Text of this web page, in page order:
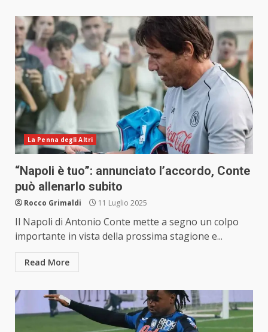
La Penna degli Altri
“Napoli è tuo”: annunciato l’accordo, Conte
può allenarlo subito
Rocco Grimaldi 11 Luglio 2025
Il Napoli di Antonio Conte mette a segno un colpo
importante in vista della prossima stagione e...
Read More